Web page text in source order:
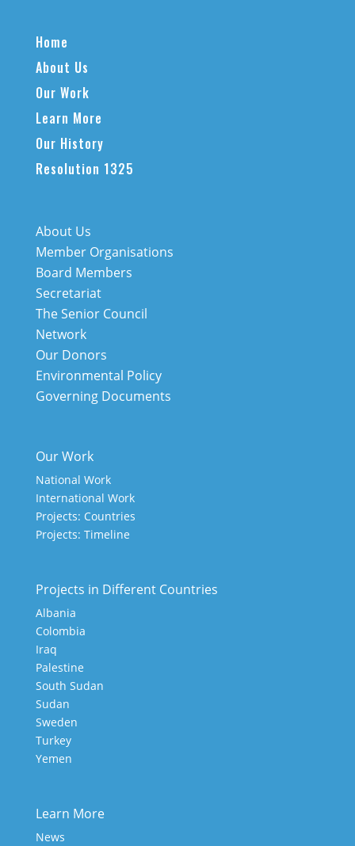
Home
About Us
Our Work
Learn More
Our History
Resolution 1325
About Us
Member Organisations
Board Members
Secretariat
The Senior Council
Network
Our Donors
Environmental Policy
Governing Documents
Our Work
National Work
International Work
Projects: Countries
Projects: Timeline
Projects in Different Countries
Albania
Colombia
Iraq
Palestine
South Sudan
Sudan
Sweden
Turkey
Yemen
Learn More
News